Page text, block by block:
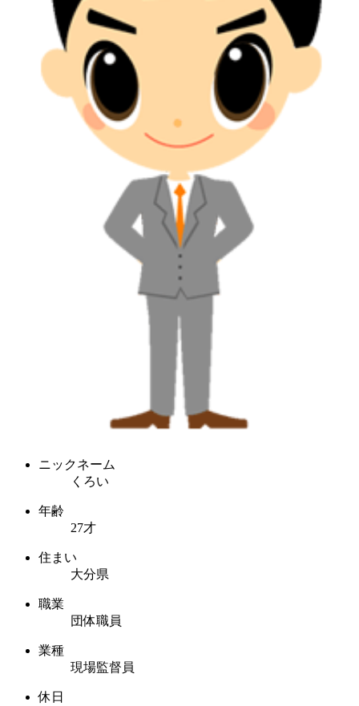
ニックネーム
くろい
年齢
27才
住まい
大分県
職業
団体職員
業種
現場監督員
休日